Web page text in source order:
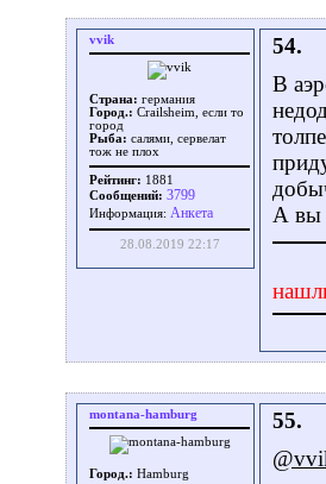
vvik
Страна: германия
Город.: Crailsheim, если то
город
Рыба: салями, сервелат
тож не плох
Рейтинг: 1881
Сообщений: 3799
Информация: Aнкета
28.08.2019 22:17
54.
В
А вы
montana-hamburg
Город.: Hamburg
55.